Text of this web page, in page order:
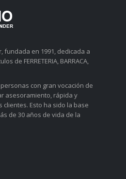
fundada en 1991, dedicada a
de FERRETERIA, BARRACA,
con gran vocación de
asesoramiento, rápida y
Esto ha sido la base
de 30 años de vida de la